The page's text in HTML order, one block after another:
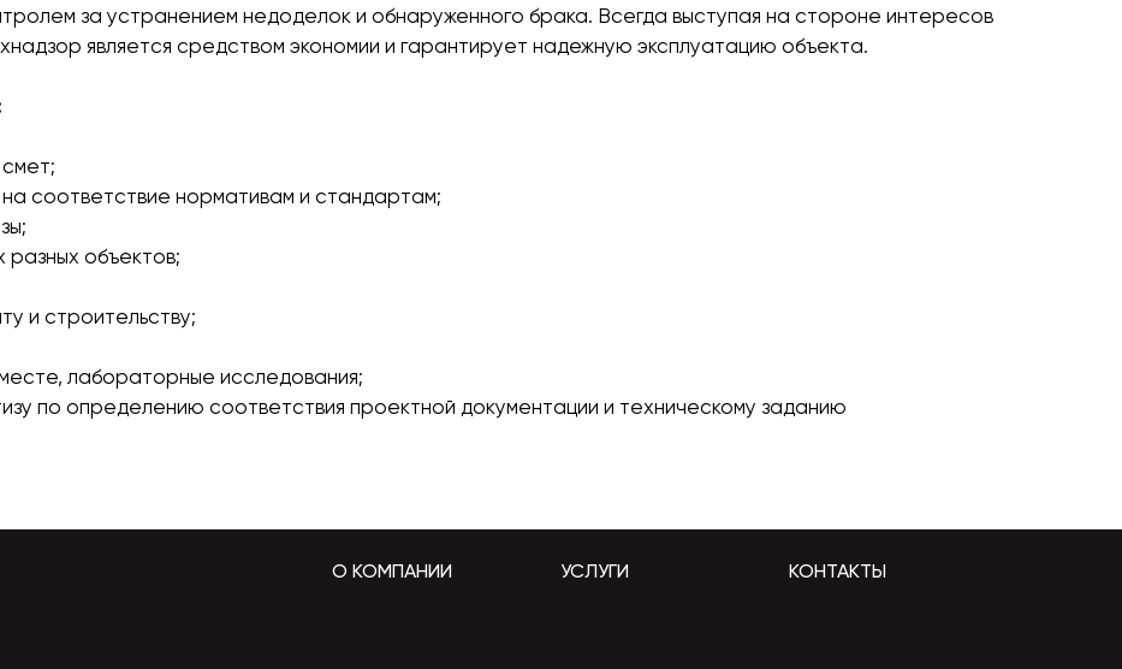
за устранением недоделок и обнаруженного брака. Всегда выступая на стороне интересов
является средством экономии и гарантирует надежную эксплуатацию объекта.
соответствие нормативам и стандартам;
объектов;
и строительству;
лабораторные исследования;
по определению соответствия проектной документации и техническому заданию
О КОМПАНИИ УСЛУГИ КОНТАКТЫ